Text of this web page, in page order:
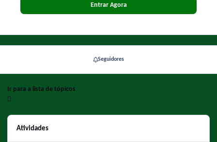
Entrar Agora
Seguidores
Ir para a lista de tópicos
Atividades